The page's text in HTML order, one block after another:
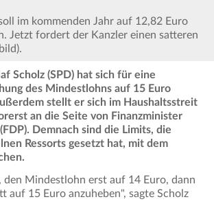
im kommenden Jahr auf 12,82 Euro
Jetzt fordert der Kanzler einen satteren
Scholz (SPD) hat sich für eine
des Mindestlohns auf 15 Euro
stellt er sich im Haushaltsstreit
an die Seite von Finanzminister
Demnach sind die Limits, die
Ressorts gesetzt hat, mit dem
den Mindestlohn erst auf 14 Euro, dann
auf 15 Euro anzuheben", sagte Scholz